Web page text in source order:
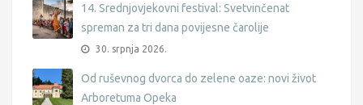
14. Srednjovjekovni festival: Svetvinčenat
spreman za tri dana povijesne čarolije
30. srpnja 2026.
Od ruševnog dvorca do zelene oaze: novi život
Arboretuma Opeka